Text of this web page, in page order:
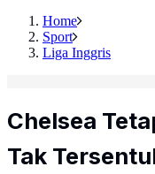
Home
Sport
Liga Inggris
Chelsea
Tak